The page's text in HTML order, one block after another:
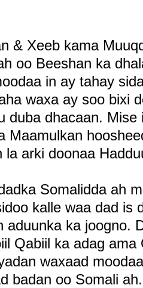
& Xeeb kama
oo Beeshan ka
in ay tahay
waxa ay soo bixi
duba dhacaan.
Maamulkan
la arki doonaa
Somalidda ah
kalle waa dad is
aduunka ka joogno.
Qabiil ka adag
waxaad
badan oo Somali